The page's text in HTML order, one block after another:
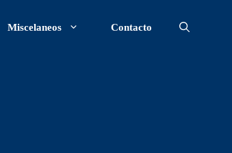
Miscelaneos Contacto